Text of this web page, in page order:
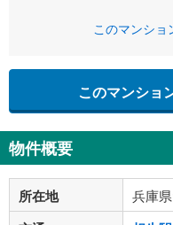
このマンショ
このマンショ
物件概要
所在地 兵庫